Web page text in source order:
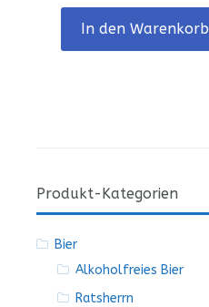
In den Warenkorb
Produkt-Kategorien
Bier
Alkoholfreies Bier
Ratsherrn